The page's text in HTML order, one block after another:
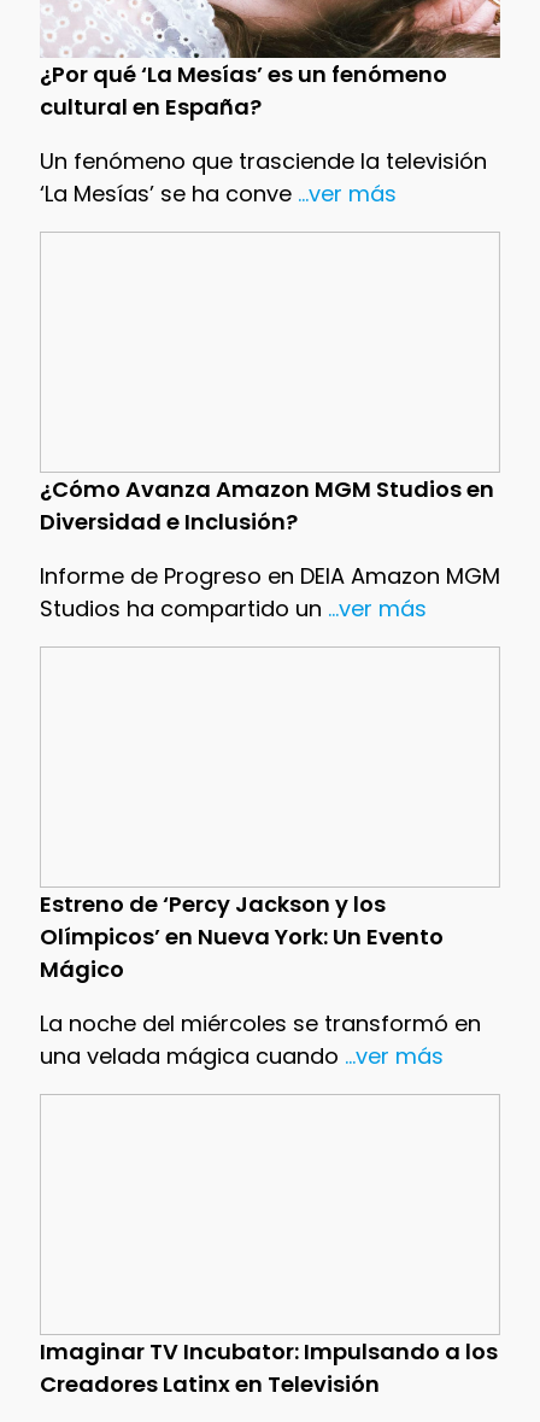
¿Por qué ‘La Mesías’ es un fenómeno
cultural en España?
Un fenómeno que trasciende la televisión
‘La Mesías’ se ha conve...ver más
¿Cómo Avanza Amazon MGM Studios en
Diversidad e Inclusión?
Informe de Progreso en DEIA Amazon MGM
Studios ha compartido un ...ver más
Estreno de ‘Percy Jackson y los
Olímpicos’ en Nueva York: Un Evento
Mágico
La noche del miércoles se transformó en
una velada mágica cuando ...ver más
Imaginar TV Incubator: Impulsando a los
Creadores Latinx en Televisión